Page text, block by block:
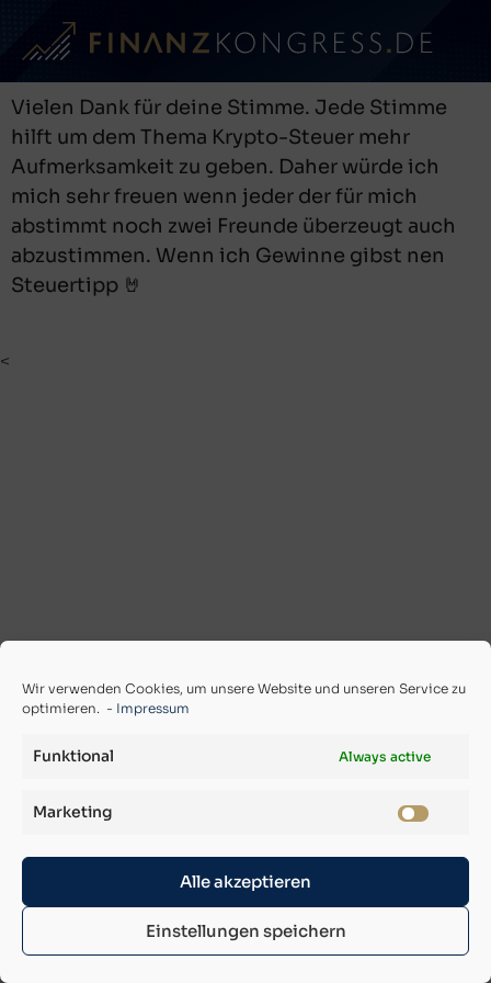
Wir verwenden Cookies, um unsere Website und unseren Service zu
optimieren. - Impressum
Funktional Always active
Marketing
Alle akzeptieren
Einstellungen speichern
Vielen Dank für deine Stimme. Jede Stimme
hilft um dem Thema Krypto-Steuer mehr
Aufmerksamkeit zu geben. Daher würde ich
mich sehr freuen wenn jeder der für mich
abstimmt noch zwei Freunde überzeugt auch
abzustimmen. Wenn ich Gewinne gibst nen
Steuertipp 🤘
<